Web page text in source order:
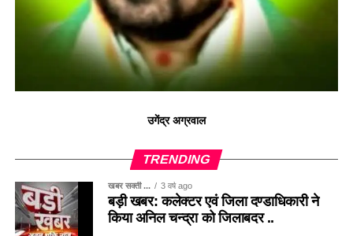
उगेंद्र अग्रवाल
TRENDING
खबर सक्ती ... 3 वर्ष ago
बड़ी खबर: कलेक्टर एवं जिला दण्डाधिकारी ने
किया अनिल चन्द्रा को जिलाबदर ..